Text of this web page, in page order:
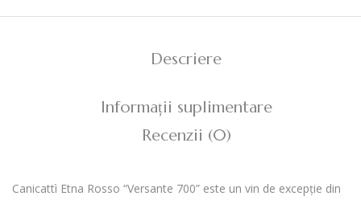
Descriere
Informații suplimentare
Recenzii (0)
Canicattì Etna Rosso “Versante 700” este un vin de excepție din